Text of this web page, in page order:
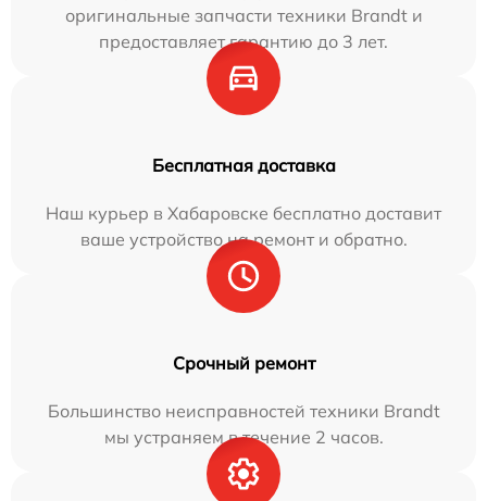
оригинальные запчасти техники Brandt и
предоставляет гарантию до 3 лет.
Бесплатная доставка
Наш курьер в Хабаровске бесплатно доставит
ваше устройство на ремонт и обратно.
Срочный ремонт
Большинство неисправностей техники Brandt
мы устраняем в течение 2 часов.